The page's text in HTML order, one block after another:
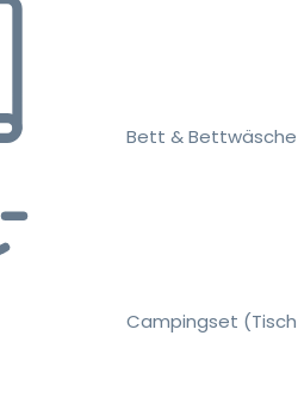
Bett & Bettwäsche
Campingset (Tisch